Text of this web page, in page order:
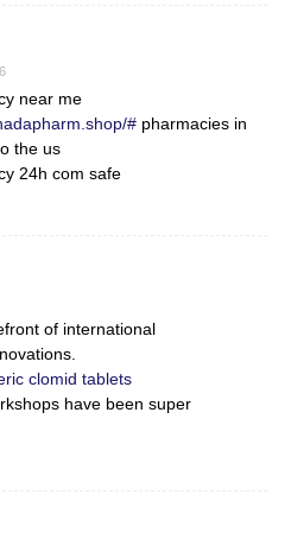
near me
# pharmacies in
the us
24h com safe
of international
clomid tablets
have been super